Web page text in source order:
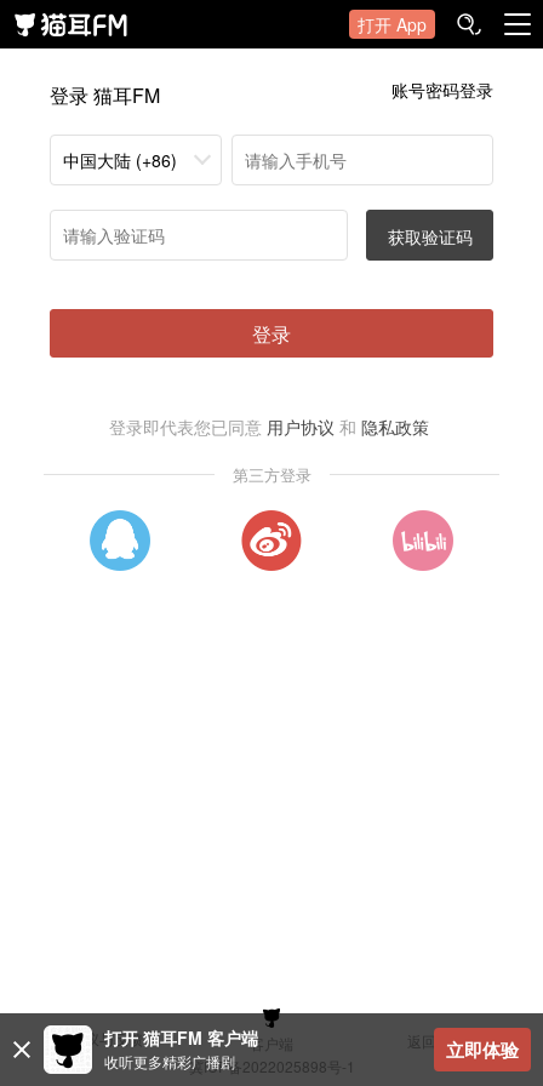
打开 App
登录 猫耳FM 账号密码登录
中国大陆 (+86)
获取验证码
登录
登录即代表您已同意 用户协议 和 隐私政策
第三方登录
建议与反馈 客户端
返回顶部
冀ICP备2022025898号-1
打开 猫耳FM 客户端
收听更多精彩广播剧 立即体验